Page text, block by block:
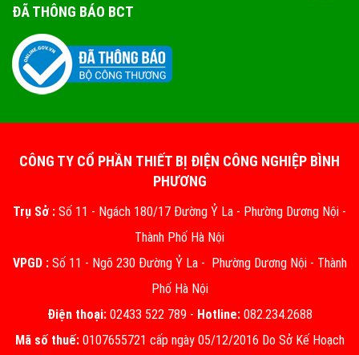
ĐÃ THÔNG BÁO BCT
CÔNG TY CỔ PHẦN THIẾT BỊ ĐIỆN CÔNG NGHIỆP BÌNH
PHƯƠNG
Trụ Sở : Số 11 - Ngách 180/17 Đường Ỷ La - Phường Dương Nội -
Thành Phố Hà Nội
VPGD :Số 11 - Ngõ 230 Đường Ỷ La - Phường Dương Nội - Thành
Phố Hà Nội
Điện thoại:02433 522 789 - Hotline:082.234.2688
Mã số thuế:0107655721 cấp ngày 05/12/2016 Do Sở Kế Hoạch